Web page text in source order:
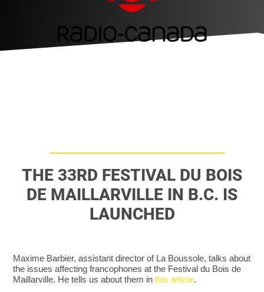
THE 33RD FESTIVAL DU BOIS
DE MAILLARVILLE IN B.C. IS
LAUNCHED
Maxime Barbier, assistant director of La Boussole, talks about
the issues affecting francophones at the Festival du Bois de
Maillarville. He tells us about them inthis article.